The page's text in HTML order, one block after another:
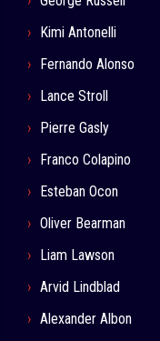
Kimi Antonelli
Fernando Alonso
Lance Stroll
Pierre Gasly
Franco Colapino
Esteban Ocon
Oliver Bearman
Liam Lawson
Arvid Lindblad
Alexander Albon